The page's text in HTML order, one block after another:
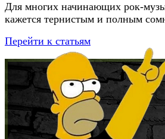
Для многих начинающих рок-
кажется тернистым и полным
Перейти к статьям